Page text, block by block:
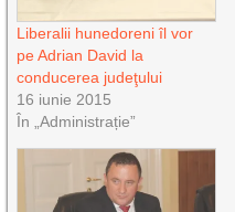
Liberalii hunedoreni îl vor
pe Adrian David la
conducerea judeţului
16 iunie 2015
În „Administrație”